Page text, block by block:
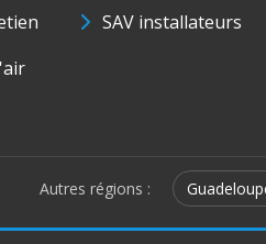
SAV installateurs
Autres régions :